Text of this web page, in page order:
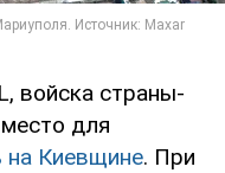
войска страны-
для
на Киевщине. При